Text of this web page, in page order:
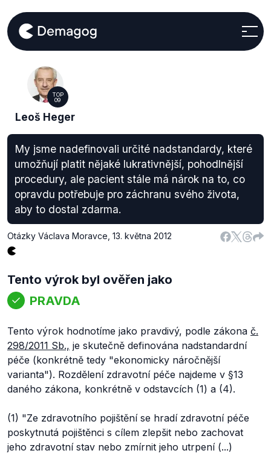
TOP
09
Leoš Heger
My jsme nadefinovali určité nadstandardy, které
umožňují platit nějaké lukrativnější, pohodlnější
procedury, ale pacient stále má nárok na to, co
opravdu potřebuje pro záchranu svého života,
aby to dostal zdarma.
Otázky Václava Moravce 13. května 2012
Tento výrok byl ověřen jako
PRAVDA
Tento výrok hodnotíme jako pravdivý, podle zákona č.
298/2011 Sb., je skutečně definována nadstandardní
péče (konkrétně tedy "ekonomicky náročnější
varianta"). Rozdělení zdravotní péče najdeme v §13
daného zákona, konkrétně v odstavcích (1) a (4).
(1) "Ze zdravotního pojištění se hradí zdravotní péče
poskytnutá pojištěnci s cílem zlepšit nebo zachovat
jeho zdravotní stav nebo zmírnit jeho utrpení (...)